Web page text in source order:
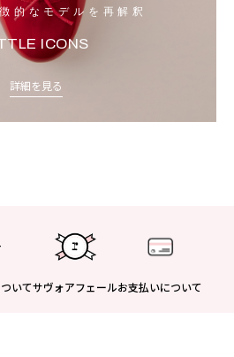
的なモデルを再解釈
ICONS
詳細を見る
いてサヴォアフェールお支払いについて